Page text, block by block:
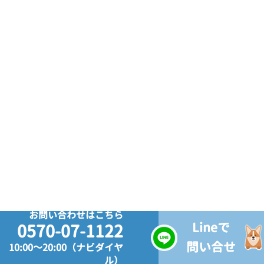
お問い合わせはこちら
0570-07-1122
10:00～20:00（ナビダイヤ
ル）
Lineで
問い合せ